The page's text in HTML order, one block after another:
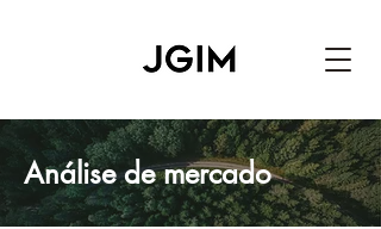
Análise de mercado